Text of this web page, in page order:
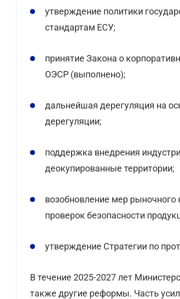
утверждение политики
стандартам ЕСУ;
принятие Закона о
ОЭСР (выполнено);
дальнейшая дерегуляция на
дерегуляции;
поддержка внедрения
деокупированные территории;
возобновление мер рыночного
проверок безопасности
утверждение Стратегии по
В течение 2025-2027 лет
также другие реформы. Часть